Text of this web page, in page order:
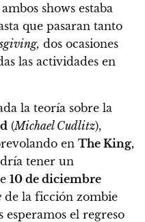
shows estaba
que pasaran tanto
dos ocasiones
las actividades en
la teoría sobre la
(Michael Cudlitz),
en The King,
tener un
10 de diciembre
de la ficción zombie
el regreso